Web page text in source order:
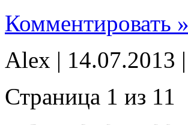
Комментировать »
Alex | 14.07.2013
Страница 1 из 11